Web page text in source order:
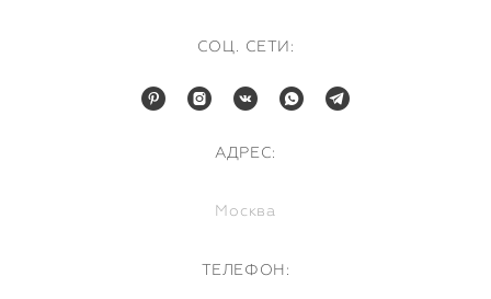
СОЦ. СЕТИ:
АДРЕС:
Москва
ТЕЛЕФОН: